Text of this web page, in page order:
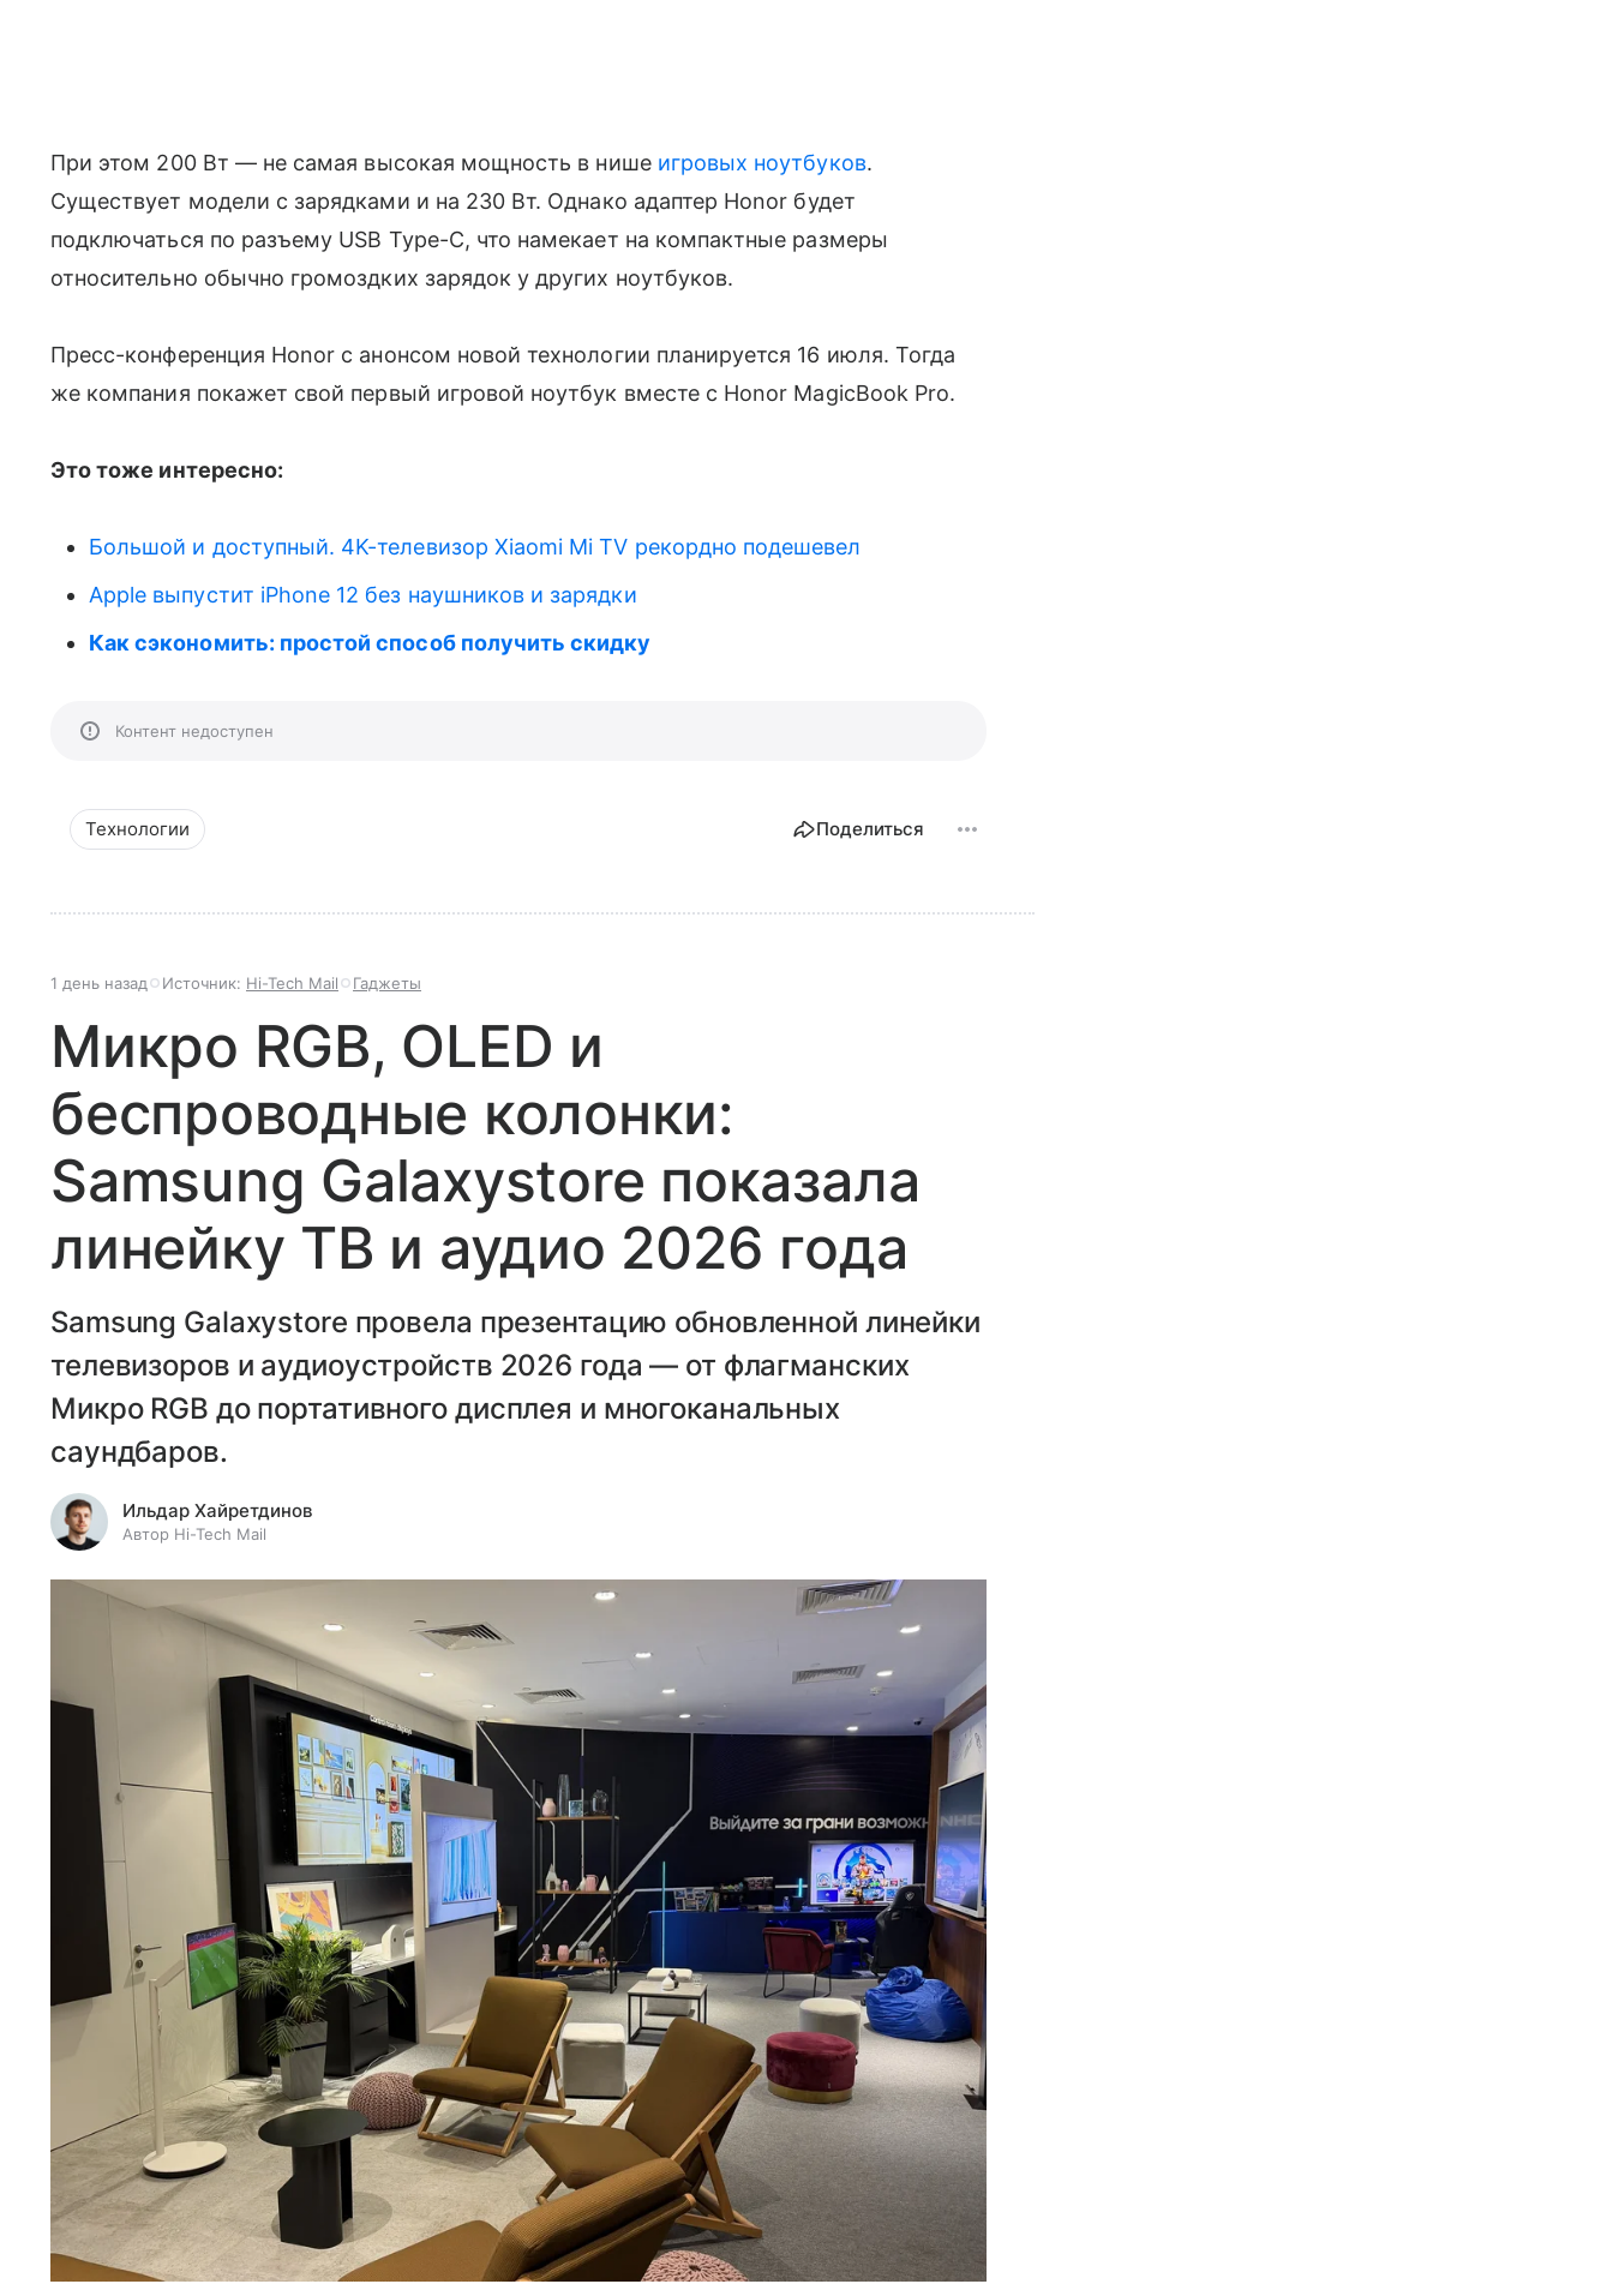
При этом 200 Вт — не самая высокая мощность в нише игровых ноутбуков.
Существует модели с зарядками и на 230 Вт. Однако адаптер Honor будет
подключаться по разъему USB Type-C, что намекает на компактные размеры
относительно обычно громоздких зарядок у других ноутбуков.
Пресс-конференция Honor с анонсом новой технологии планируется 16 июля. Тогда
же компания покажет свой первый игровой ноутбук вместе с Honor MagicBook Pro.
Это тоже интересно:
Большой и доступный. 4K-телевизор Xiaomi Mi TV рекордно подешевел
Apple выпустит iPhone 12 без наушников и зарядки
Как сэкономить: простой способ получить скидку
Контент недоступен
Технологии Поделиться
1 день назад Источник: Hi-Tech Mail Гаджеты
Микро RGB, OLED и
беспроводные колонки:
Samsung Galaxystore показала
линейку ТВ и аудио 2026 года
Samsung Galaxystore провела презентацию обновленной линейки
телевизоров и аудиоустройств 2026 года — от флагманских
Микро RGB до портативного дисплея и многоканальных
саундбаров.
Ильдар Хайретдинов
Автор Hi-Tech Mail